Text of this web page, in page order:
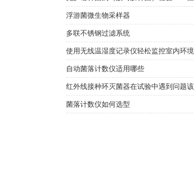
浮游菌微生物采样器
多联不锈钢过滤系统
使用无线温湿度记录仪轻松监控室内环境
自动菌落计数仪适用哪些
菌落计数仪如何选型